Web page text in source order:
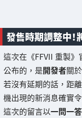
發售時期調整中！
這次在《FFVII 重製
公布的，是開發者關
若沒有延期的話，距
機出現的新消息確實
這次的留言以一問一